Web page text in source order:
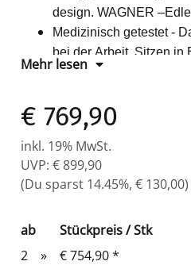
design. WAGNER
Medizinisch getestet -
bei der Arbeit. Sitzen in
Der gesündeste
langen, anstrengenden
Wie? Mit AluMedic®.
Sitzgelegenheit. Denn
der AluMedic®
Position optimal zu
bei der Arbeit.Nehmen
morgens zeitig an den
Mehr lesen
€ 769,90
inkl. 19% MwSt.
UVP: € 899,90
(Du sparst 14.45%, € 130,00)
ab
Stückpreis / Stk
2
» € 754,90*